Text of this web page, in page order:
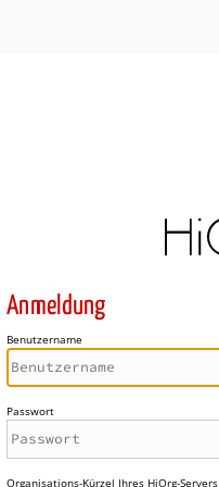
Anmeldung
Benutzername
Passwort
Organisations-Kürzel Ihres HiOrg-Servers